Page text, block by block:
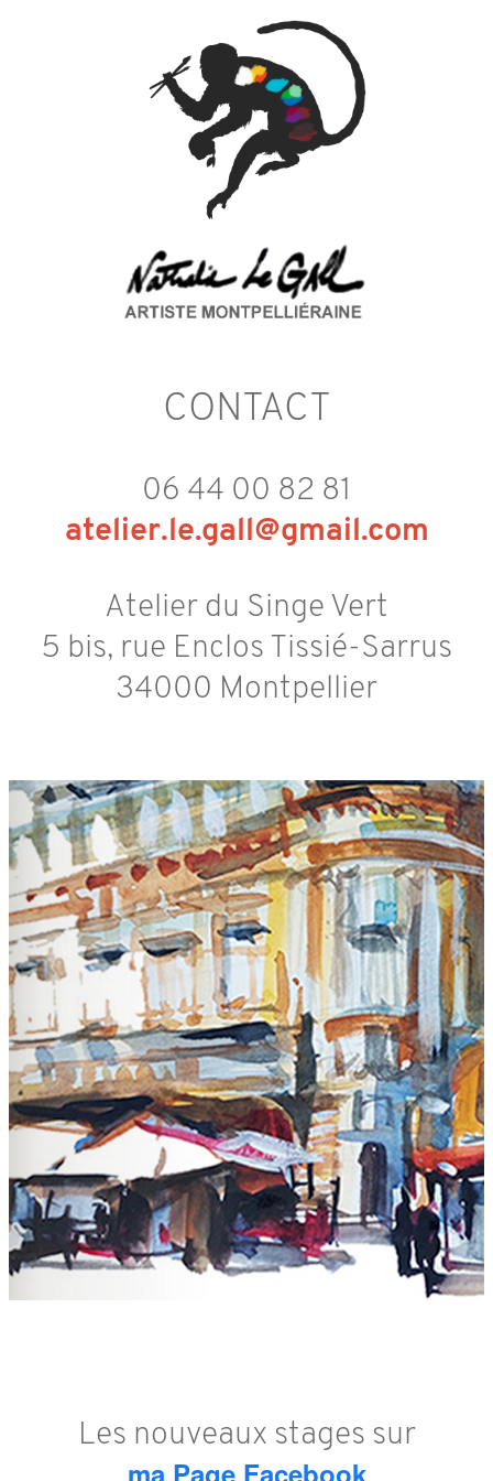
CONTACT
06 44 00 82 81
atelier.le.gall@gmail.com
Atelier du Singe Vert
5 bis, rue Enclos Tissié-Sarrus
34000 Montpellier
Les nouveaux stages sur